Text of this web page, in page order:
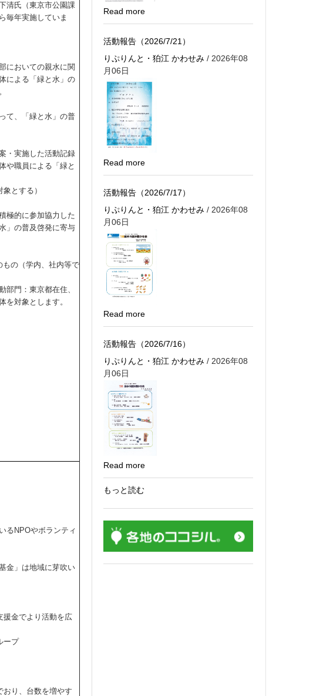
清氏（東京市公園課
毎年実施していま
においての親水に関
による「緑と水」の
て、「緑と水」の普
・実施した活動記録
や職員による「緑と
とする）
極的に参加協力した
」の普及啓発に寄与
もの（学内、社内等で
部門：東京都在住、
を対象とします。
るNPOやボランティ
金」は地域に芽吹い
援金でより活動を広
ープ
おり、台数を増やす
Read more
活動報告（2026/7/21）
りぷりんと・狛江 かわせみ / 2026年08
月06日
Read more
活動報告（2026/7/17）
りぷりんと・狛江 かわせみ / 2026年08
月06日
Read more
活動報告（2026/7/16）
りぷりんと・狛江 かわせみ / 2026年08
月06日
Read more
もっと読む